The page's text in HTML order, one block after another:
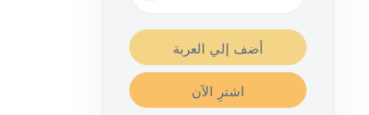
أضف إلي العربة
اشترِ الآن